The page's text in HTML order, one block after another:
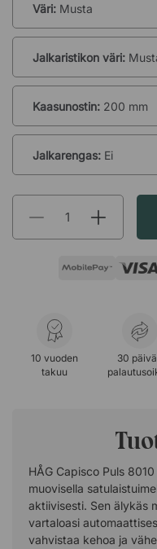
Väri: Musta
Jalkaristikon väri:
Kaasunostin: 200 mm
Jalkarengas: Ei
10 vuoden
takuu
30
HÅG Capisco Puls
muovisella
aktiivisesti. Sen älykäs
vartaloasi
vahvistaa kehoa ja